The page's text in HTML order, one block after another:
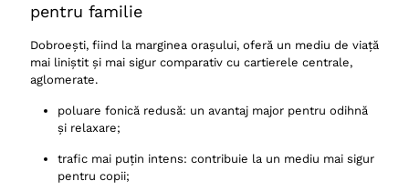
pentru familie
Dobroești, fiind la marginea orașului, oferă un mediu de viață
mai liniștit și mai sigur comparativ cu cartierele centrale,
aglomerate.
poluare fonică redusă: un avantaj major pentru odihnă
și relaxare;
trafic mai puțin intens: contribuie la un mediu mai sigur
pentru copii;